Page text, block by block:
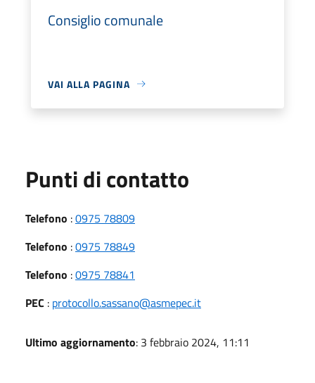
Consiglio comunale
VAI ALLA PAGINA
Punti di contatto
Telefono :0975 78809
Telefono :0975 78849
Telefono :0975 78841
PEC : protocollo.sassano@asmepec.it
Ultimo aggiornamento: 3 febbraio 2024, 11:11